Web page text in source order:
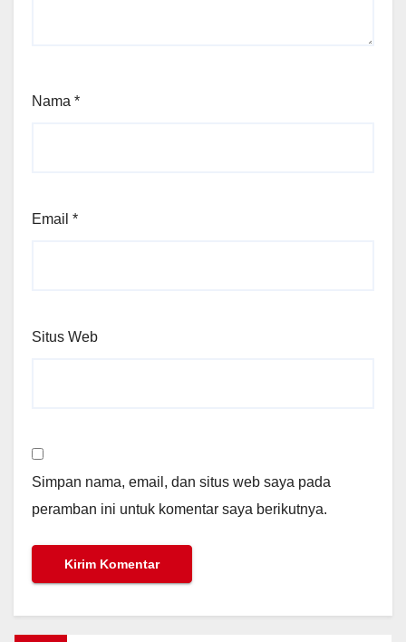
Nama *
Email *
Situs Web
Simpan nama, email, dan situs web saya pada
peramban ini untuk komentar saya berikutnya.